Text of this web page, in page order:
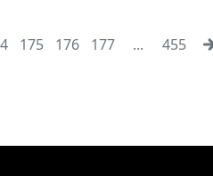
175 176 177 ... 455